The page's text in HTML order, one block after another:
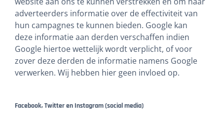
adverteerders informatie over de effectiviteit van
hun campagnes te kunnen bieden. Google kan
deze informatie aan derden verschaffen indien
Google hiertoe wettelijk wordt verplicht, of voor
zover deze derden de informatie namens Google
verwerken. Wij hebben hier geen invloed op.
Facebook, Twitter en Instagram (social media)